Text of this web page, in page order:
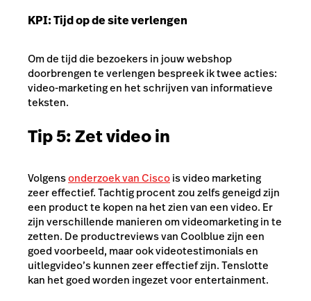
KPI: Tijd op de site verlengen
Om de tijd die bezoekers in jouw webshop
doorbrengen te verlengen bespreek ik twee acties:
video-marketing en het schrijven van informatieve
teksten.
Tip 5: Zet video in
Volgensonderzoek van Ciscois video marketing
zeer effectief. Tachtig procent zou zelfs geneigd zijn
een product te kopen na het zien van een video. Er
zijn verschillende manieren om videomarketing in te
zetten. De productreviews van Coolblue zijn een
goed voorbeeld, maar ook videotestimonials en
uitlegvideo’s kunnen zeer effectief zijn. Tenslotte
kan het goed worden ingezet voor entertainment.